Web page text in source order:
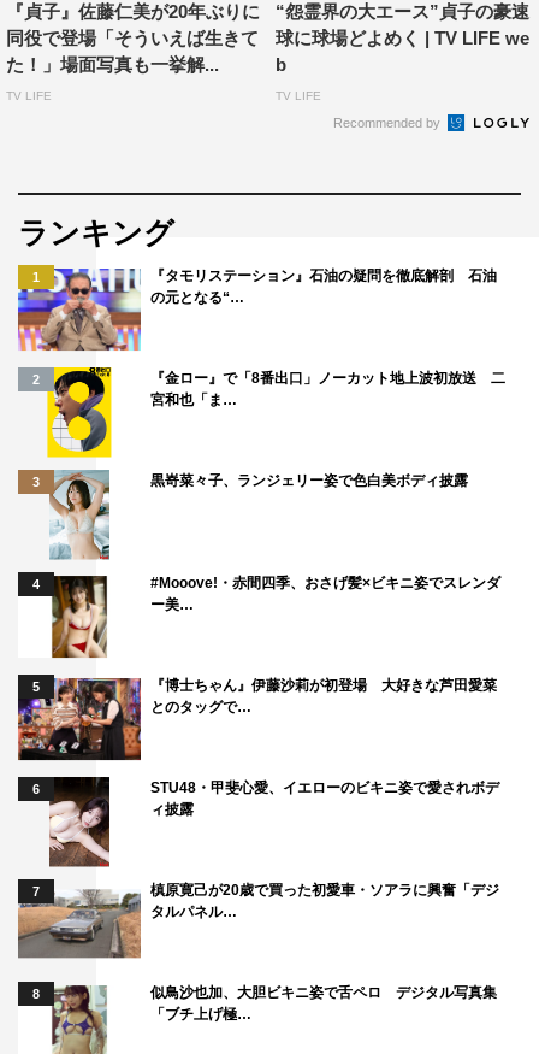
ス、アキヴァ・ゴールズマン
製作：ウォルター・F・パークス、ローリー・マクドナル
ド
出演：マチルダ・ルッツ、アレックス・ロー、ジョニー・
原作：鈴木光司／映画『リング』
配給：KADOKAWA
©2017 PARAMOUNT PICTURES. ALL RIGHTS
RESERVED.
『貞子』佐藤仁美が20年ぶりに
同役で登場「そういえば生きて
た！」場面写真も一挙解...
TV LIFE
“怨霊界の大エース”貞子の豪速
球に球場どよめく | TV LIFE we
b
TV LIFE
Recommended by
ランキング
1
『タモリステーション』石油の疑問を徹底解剖 石油
の元となる“…
2
『金ロー』で「8番出口」ノーカット地上波初放送 二
宮和也「ま…
3 黒嵜菜々子、ランジェリー姿で色白美ボディ披露
4
#Mooove!・赤間四季、おさげ髪×ビキニ姿でスレンダ
ー美…
5
『博士ちゃん』伊藤沙莉が初登場 大好きな芦田愛菜
とのタッグで…
6
STU48・甲斐心愛、イエローのビキニ姿で愛されボデ
ィ披露
7
槙原寛己が20歳で買った初愛車・ソアラに興奮「デジ
タルパネル…
8
似鳥沙也加、大胆ビキニ姿で舌ペロ デジタル写真集
「ブチ上げ極…